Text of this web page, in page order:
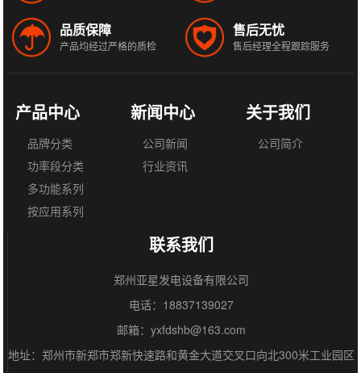
品质保障
产品均经过严格的质检
售后无忧
售后经理全程跟踪服务
产品中心
品牌分类
功率段分类
多功能系列
按应用系列
新闻中心
公司新闻
行业资讯
关于我们
公司简介
联系我们
郑州亚星发电设备有限公司
电话：18837139027
邮箱：yxfdshb@163.com
地址：郑州市新郑市郑新快速路和黄金大道交叉口向北300米工业园区